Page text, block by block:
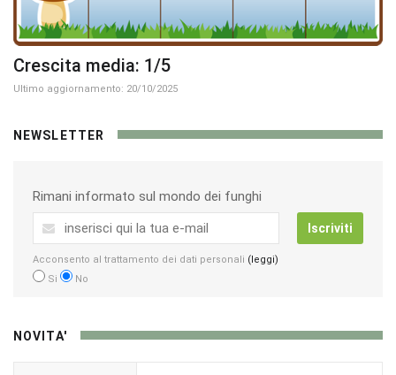
Crescita media: 1/5
Ultimo aggiornamento: 20/10/2025
NEWSLETTER
Rimani informato sul mondo dei funghi
Iscriviti
Acconsento al trattamento dei dati personali (leggi)
Si
No
NOVITA'